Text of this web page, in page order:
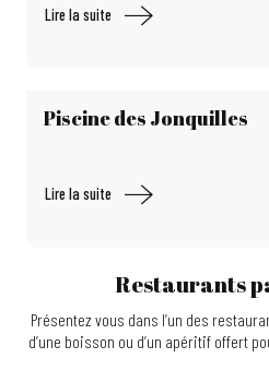
Lire la suite
Piscine des Jonquilles
Lire la suite
Restaurants
Présentez vous dans l’un des
d’une boisson ou d’un apéritif offert